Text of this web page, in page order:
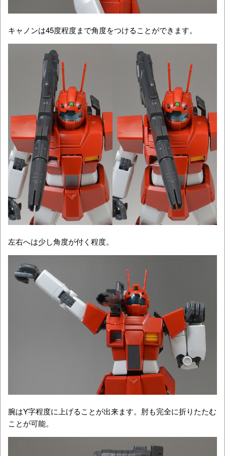
キャノンは45度程度まで角度をつけることができます。
左右へは少し角度が付く程度。
腕はY字程度に上げることが出来ます。肘も完全に折りたたむ
ことが可能。